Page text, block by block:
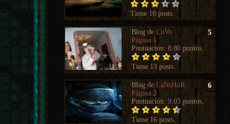
Tiene 10 posts.
5
Blog deLuVo
Página 1
Puntuación:8.80 puntos.
Tiene 13 posts.
6
Blog deLaNsHoR
Página 2
Puntuación:9.03 puntos.
Tiene 16 posts.